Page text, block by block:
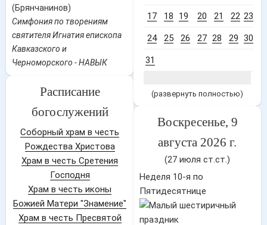
(Брянчанинов)
Симфония по творениям
святителя Игнатия епископа
Кавказского и
Черноморского - НАВЫК
Расписание
богослужений
Соборный храм в честь
Рождества Христова
Храм в честь Сретения
Господня
Храм в честь иконы
Божией Матери "Знамение"
Храм в честь Пресвятой
17 18 19 20 21 22 23
24 25 26 27 28 29 30
31
(развернуть полностью)
Воскресенье, 9
августа 2026 г.
(27 июля ст.ст.)
Неделя 10-я по
Пятидесятнице